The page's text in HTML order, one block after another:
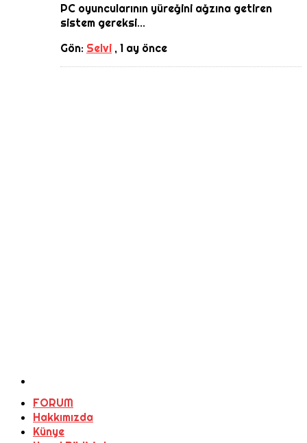
PC oyuncularının yüreğini ağzına getiren
sistem gereksi...
Gön: Selvi ,1 ay önce
FORUM
Hakkımızda
Künye